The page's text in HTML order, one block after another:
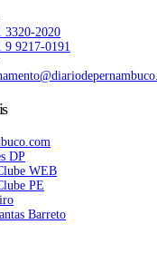
3320-2020
9 9217-0191
DP
WEB
PE
Barreto